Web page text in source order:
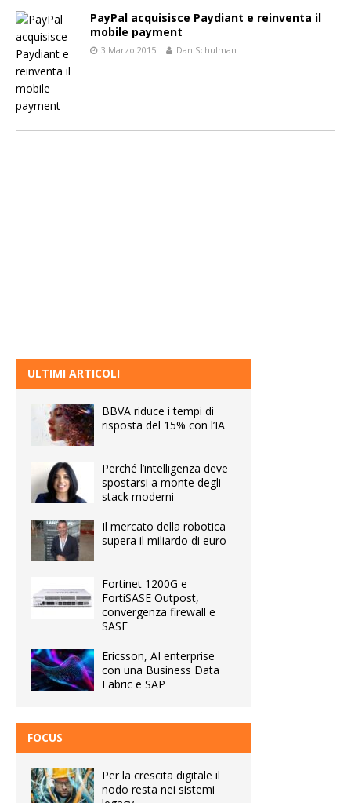
PayPal acquisisce Paydiant e reinventa il
mobile payment
3 Marzo 2015 Dan Schulman
ULTIMI ARTICOLI
BBVA riduce i tempi di
risposta del 15% con l’IA
Perché l’intelligenza deve
spostarsi a monte degli
stack moderni
Il mercato della robotica
supera il miliardo di euro
Fortinet 1200G e
FortiSASE Outpost,
convergenza firewall e
SASE
Ericsson, AI enterprise
con una Business Data
Fabric e SAP
FOCUS
Per la crescita digitale il
nodo resta nei sistemi